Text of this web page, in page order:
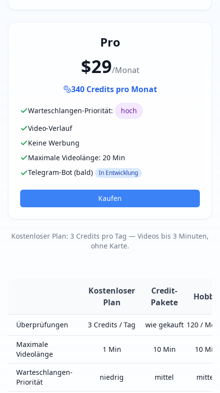
Pro
$29/Monat
340 Credits pro Monat
Warteschlangen-Priorität:
hoch
Video-Verlauf
Keine Werbung
Maximale Videolänge: 20 Min
Telegram-Bot (bald)
In Entwicklung
Kaufen
Kostenloser Plan: 3 Credits pro Tag — Videos bis 3 Minuten,
ohne Karte.
Kostenloser
Plan
Credit-
Pakete
Hobby
Überprüfungen 3 Credits / Tag wie gekauft 120/
Maximale
Videolänge
1 Min 10 Min 10 Min
Warteschlangen-
Priorität
niedrig mittel mittel